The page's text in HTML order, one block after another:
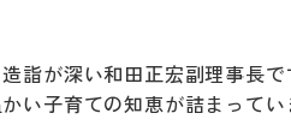
詣が深い和田正宏副理事長で
い子育ての知恵が詰まってい